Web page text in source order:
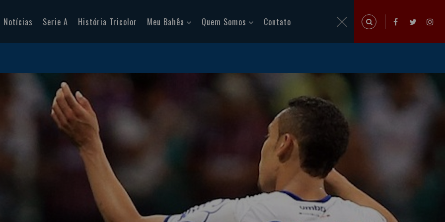
Notícias Serie A História Tricolor Meu Bahêa Quem Somos Contato